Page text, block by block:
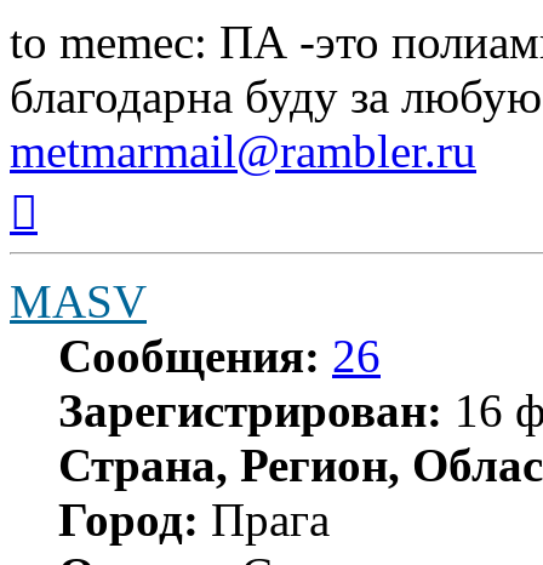
to memec: ПА -это
благодарна буду за
metmarmail@rambler.ru
началу
MASV
Сообщения: 26
Зарегистрирован: 16
Страна, Регион,
Город: Прага